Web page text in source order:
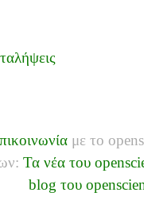
με το
Τα νέα του
blog του